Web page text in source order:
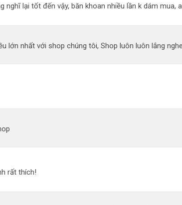
nghĩ lại tốt đến vậy, băn khoan nhiều lần k dám mua,
lớn nhất với shop chúng tôi, Shop luôn luôn lắng nghe
rất thích!